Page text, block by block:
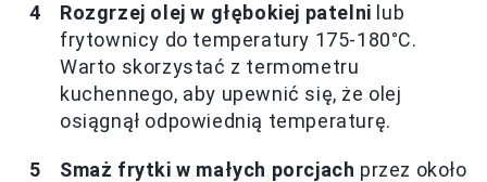
Rozgrzej olej w głębokiej patelni lub
frytownicy do temperatury 175-180°C.
Warto skorzystać z termometru
kuchennego, aby upewnić się, że olej
osiągnął odpowiednią temperaturę.
Smaż frytki w małych porcjach przez około